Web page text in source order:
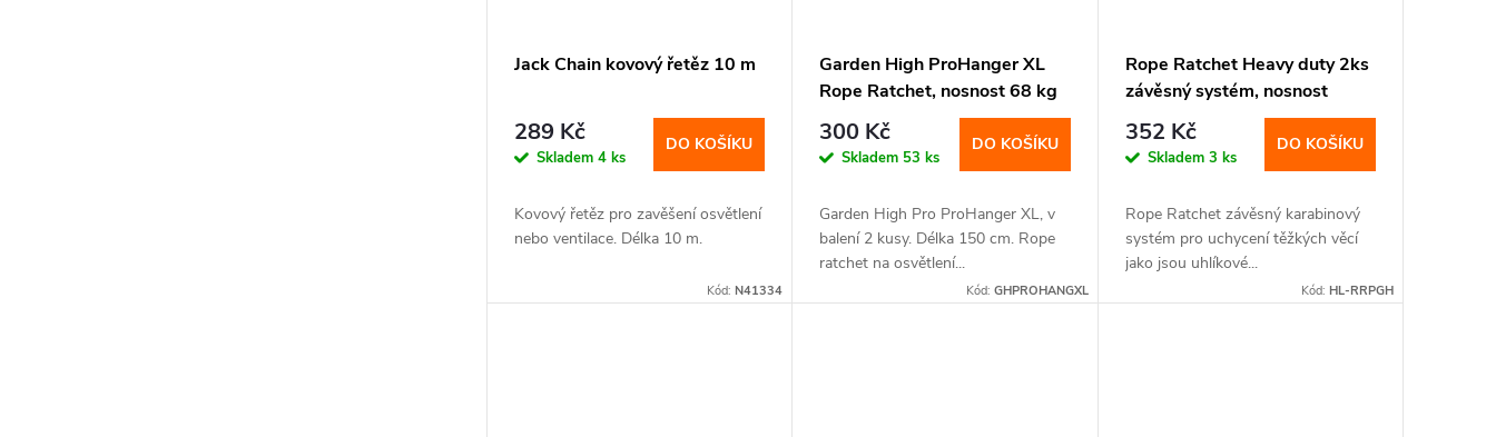
Jack Chain kovový řetěz 10 m
289 Kč
Skladem 4 ks
DO KOŠÍKU
Kovový řetěz pro zavěšení osvětlení
nebo ventilace. Délka 10 m.
Kód:N41334
Garden High ProHanger XL
Rope Ratchet, nosnost 68 kg
300 Kč
Skladem 53 ks
DO KOŠÍKU
Garden High Pro ProHanger XL, v
balení 2 kusy. Délka 150 cm. Rope
ratchet na osvětlení...
Kód: GHPROHANGXL
Rope Ratchet Heavy duty 2ks
závěsný systém, nosnost
130kg
352 Kč
Skladem 3 ks
DO KOŠÍKU
Rope Ratchet závěsný karabinový
systém pro uchycení těžkých věcí
jako jsou uhlíkové...
Kód: HL-RRPGH